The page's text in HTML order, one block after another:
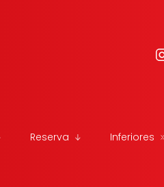
Reserva Inferiores